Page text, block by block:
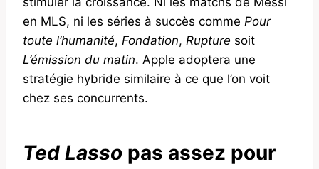
en MLS, ni les séries à succès comme Pour
toute l’humanité, Fondation, Rupture soit
L’émission du matin. Apple adoptera une
stratégie hybride similaire à ce que l’on voit
chez ses concurrents.
Ted Lasso pas assez pour